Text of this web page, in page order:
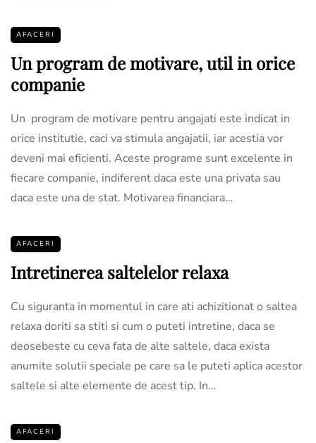
AFACERI
Un program de motivare, util in orice
companie
Un program de motivare pentru angajati este indicat in
orice institutie, caci va stimula angajatii, iar acestia vor
deveni mai eficienti. Aceste programe sunt excelente in
fiecare companie, indiferent daca este una privata sau
daca este una de stat. Motivarea financiara…
AFACERI
Intretinerea saltelelor relaxa
Cu siguranta in momentul in care ati achizitionat o saltea
relaxa doriti sa stiti si cum o puteti intretine, daca se
deosebeste cu ceva fata de alte saltele, daca exista
anumite solutii speciale pe care sa le puteti aplica acestor
saltele si alte elemente de acest tip. In…
AFACERI